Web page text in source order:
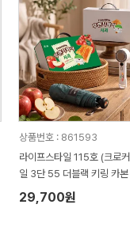
상품번호 : 861593
라이프스타일 115호 (크로
일 3단 55 더블랙 키링 카본
림 암막 양우산 VIP+쿨링선
29,700원